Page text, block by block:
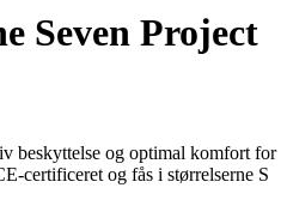
Seven Project
beskyttelse og optimal komfort for
certificeret og fås i størrelserne S